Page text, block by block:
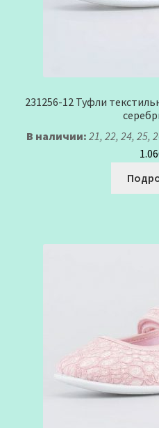
231256-12 Туфли
В наличии: 21, 22, 24, 25,